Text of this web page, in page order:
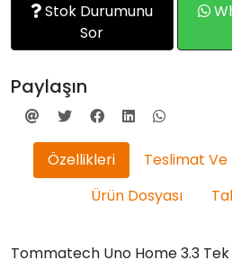
Stok Durumunu
Sor
Paylaşın
Özellikleri Teslimat Ve
Ürün Dosyası
Tommatech Uno Home 3.3